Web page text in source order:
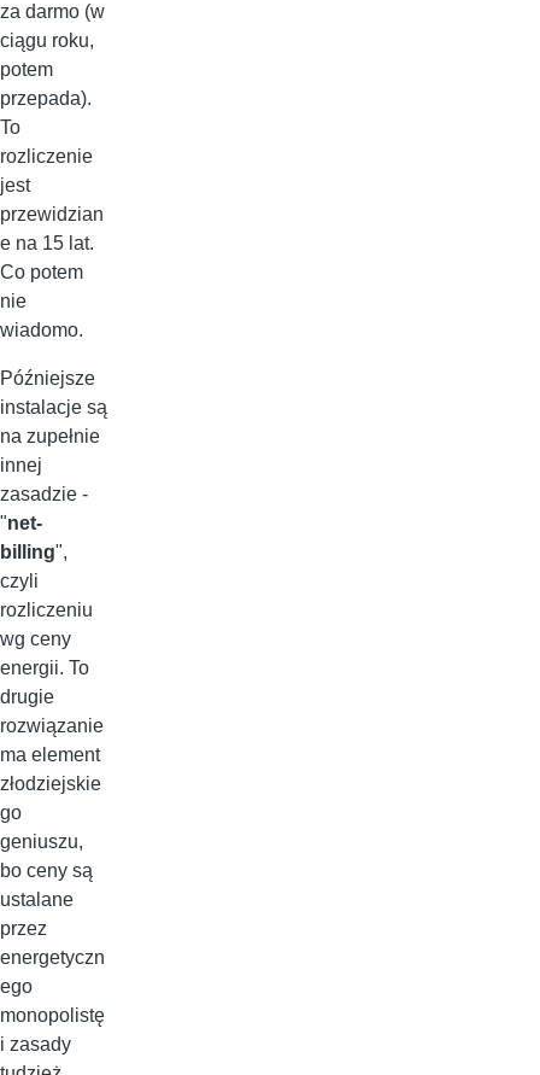
za darmo (w
ciągu roku,
potem
przepada).
To
rozliczenie
jest
przewidzian
e na 15 lat.
Co potem
nie
wiadomo.
Późniejsze
instalacje są
na zupełnie
innej
zasadzie -
"net-
billing",
czyli
rozliczeniu
wg ceny
energii. To
drugie
rozwiązanie
ma element
złodziejskie
go
geniuszu,
bo ceny są
ustalane
przez
energetyczn
ego
monopolistę
i zasady